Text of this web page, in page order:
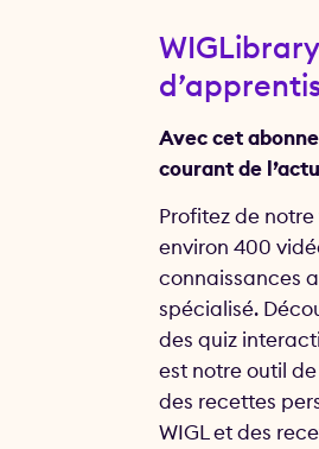
Avec cet
courant de
Profitez de
environ 400
connaissances
spécialisé.
des quiz
est notre outil
des recettes
WIGL et des